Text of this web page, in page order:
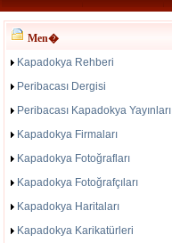
Men�
Kapadokya Rehberi
Peribacası Dergisi
Peribacası Kapadokya Yayınları
Kapadokya Firmaları
Kapadokya Fotoğrafları
Kapadokya Fotoğrafçıları
Kapadokya Haritaları
Kapadokya Karikatürleri